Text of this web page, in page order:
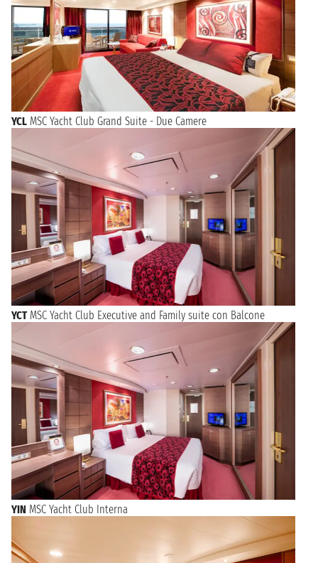
YCL MSC Yacht Club Grand Suite - Due Camere
YCT MSC Yacht Club Executive and Family suite con Balcone
YIN MSC Yacht Club Interna